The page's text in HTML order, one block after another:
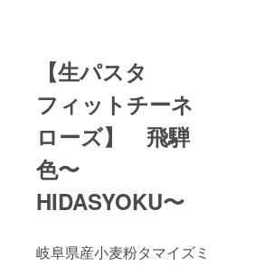
【生パスタ
フィットチーネ
ローズ】 飛騨
色〜
HIDASYOKU〜
岐阜県産小麦粉タマイズミ